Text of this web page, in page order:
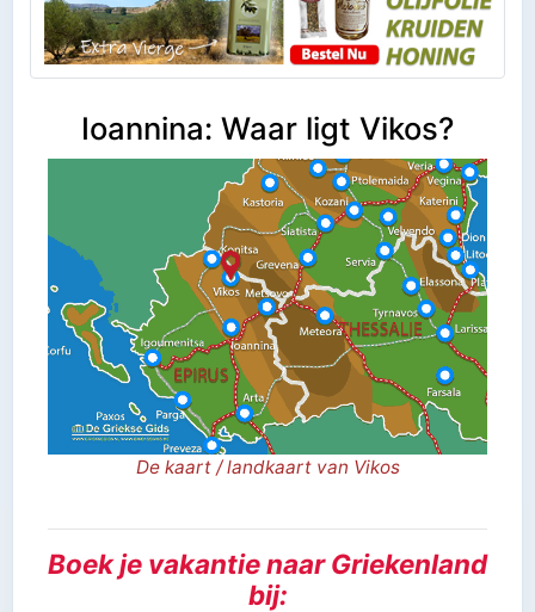
Ioannina: Waar ligt Vikos?
De kaart / landkaart van Vikos
Boek je vakantie naar Griekenland
bij: